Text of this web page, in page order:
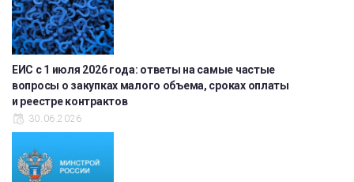
ЕИС с 1 июля 2026 года: ответы на самые частые
вопросы о закупках малого объема, сроках оплаты
и реестре контрактов
30.06.2026